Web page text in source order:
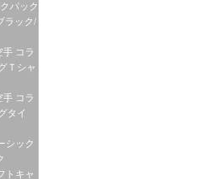
クパック
ラック/
手 コラ
Ｔシャ
手 コラ
タイ
シック
ク
トキャ